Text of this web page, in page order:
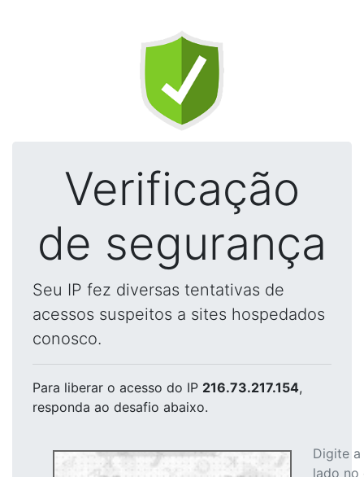
Verificação
de segurança
Seu IP fez diversas tentativas de
acessos suspeitos a sites hospedados
conosco.
Para liberar o acesso do IP 216.73.217.154,
responda ao desafio abaixo.
Digite
lado no